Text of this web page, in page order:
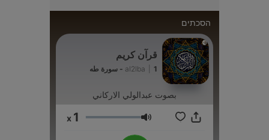
הסכתים
قرآن كريم
al2lba 1 - سورة طه
بصوت عبدالولي الاركاني
עוצמת שמע 1